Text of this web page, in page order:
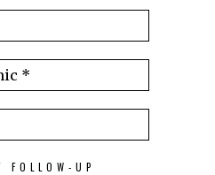
FOLLOW-UP